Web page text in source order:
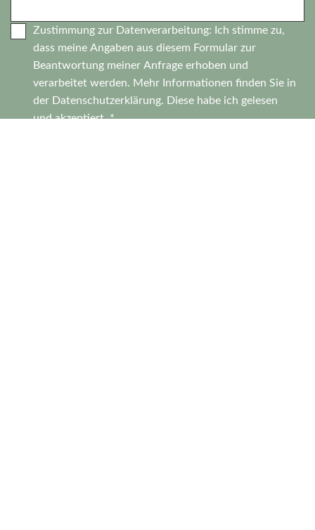
Zustimmung zur Datenverarbeitung: Ich stimme zu,
dass meine Angaben aus diesem Formular zur
Beantwortung meiner Anfrage erhoben und
verarbeitet werden. Mehr Informationen finden Sie in
der Datenschutzerklärung. Diese habe ich gelesen
und akzeptiert. *